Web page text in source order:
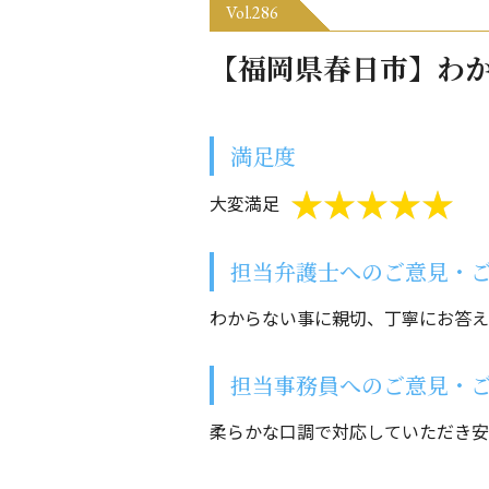
Vol.286
【福岡県春日市】
満足度
大変満足
担当弁護士へのご意見・
わからない事に親切、丁寧にお答
担当事務員へのご意見・
柔らかな口調で対応していただき